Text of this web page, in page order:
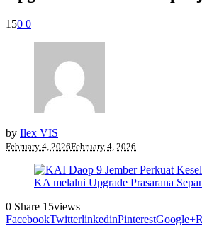
150 0
by Ilex VIS
February 4, 2026February 4, 2026
0 Share 15views
FacebookTwitterlinkedinPinterestGoogle+